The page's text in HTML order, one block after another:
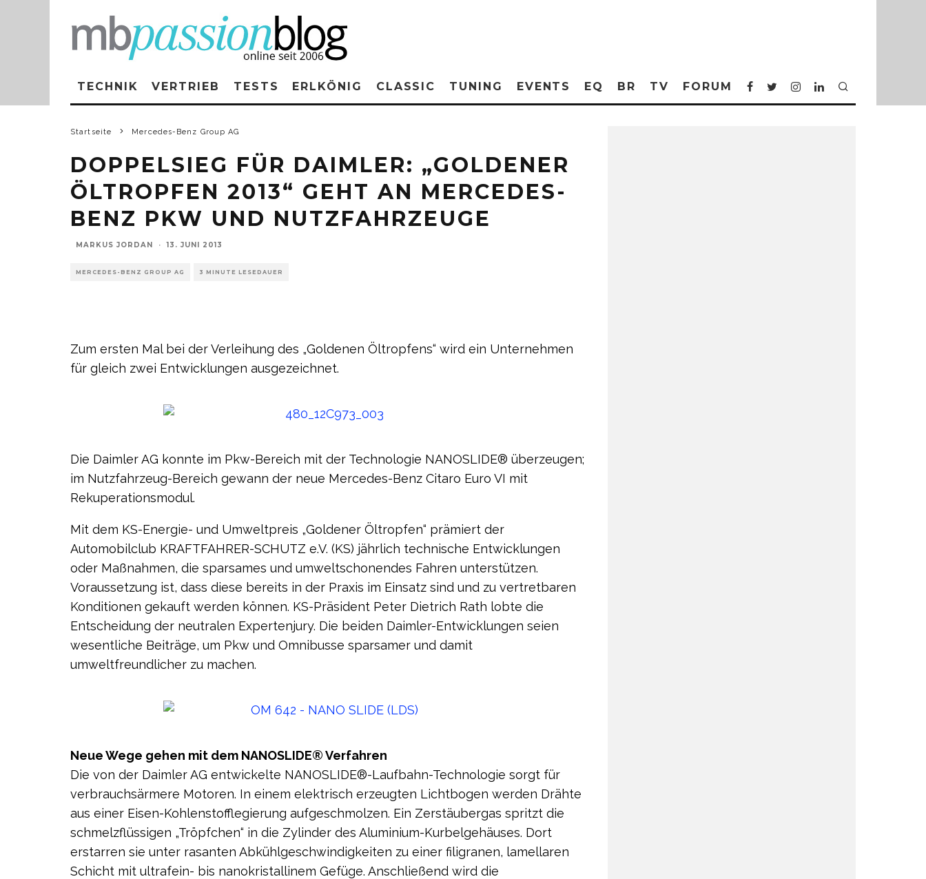
TECHNIK VERTRIEB TESTS ERLKÖNIG CLASSIC TUNING EVENTS EQ BR TV FORUM
Startseite Mercedes-Benz Group AG
DOPPELSIEG FÜR DAIMLER: „GOLDENER
ÖLTROPFEN 2013“ GEHT AN MERCEDES-
BENZ PKW UND NUTZFAHRZEUGE
MARKUS JORDAN · 13. JUNI 2013
MERCEDES-BENZ GROUP AG 3 MINUTE LESEDAUER
Zum ersten Mal bei der Verleihung des „Goldenen Öltropfens“ wird ein Unternehmen
für gleich zwei Entwicklungen ausgezeichnet.
Die Daimler AG konnte im Pkw-Bereich mit der Technologie NANOSLIDE® überzeugen;
im Nutzfahrzeug-Bereich gewann der neue Mercedes-Benz Citaro Euro VI mit
Rekuperationsmodul.
Mit dem KS-Energie- und Umweltpreis „Goldener Öltropfen“ prämiert der
Automobilclub KRAFTFAHRER-SCHUTZ e.V. (KS) jährlich technische Entwicklungen
oder Maßnahmen, die sparsames und umweltschonendes Fahren unterstützen.
Voraussetzung ist, dass diese bereits in der Praxis im Einsatz sind und zu vertretbaren
Konditionen gekauft werden können. KS-Präsident Peter Dietrich Rath lobte die
Entscheidung der neutralen Expertenjury. Die beiden Daimler-Entwicklungen seien
wesentliche Beiträge, um Pkw und Omnibusse sparsamer und damit
umweltfreundlicher zu machen.
Neue Wege gehen mit dem NANOSLIDE® Verfahren
Die von der Daimler AG entwickelte NANOSLIDE®-Laufbahn-Technologie sorgt für
verbrauchsärmere Motoren. In einem elektrisch erzeugten Lichtbogen werden Drähte
aus einer Eisen-Kohlenstofflegierung aufgeschmolzen. Ein Zerstäubergas spritzt die
schmelz­flüssigen „Tröpfchen“ in die Zylinder des Aluminium-Kurbelgehäuses. Dort
erstarren sie unter rasanten Abkühlgeschwindigkeiten zu einer filigranen, lamellaren
Schicht mit ultrafein- bis nanokristallinem Gefüge. Anschließend wird die